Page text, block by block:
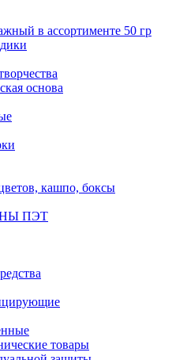
в ассортименте 50 гр
основа
кашпо, боксы
ПЭТ
товары